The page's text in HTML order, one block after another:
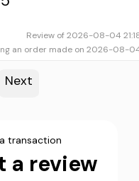
5
Review of 2026-08-04
an order made on 2026-08-
Next
transaction
a review